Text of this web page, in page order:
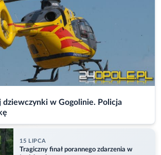
w Gogolinie. Policja
15 LIPCA
Tragiczny finał porannego zdarzenia w